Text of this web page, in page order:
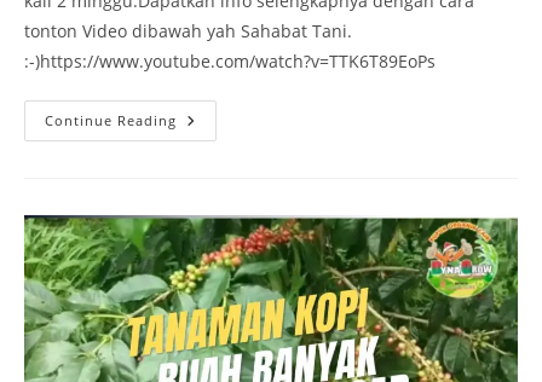
tonton Video dibawah yah Sahabat Tani.
:-)https://www.youtube.com/watch?v=TTK6T89EoPs
Continue Reading